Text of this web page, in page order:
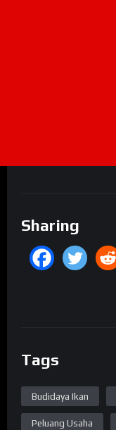
Sharing
Tags
Budidaya Ikan
Peluang Usaha